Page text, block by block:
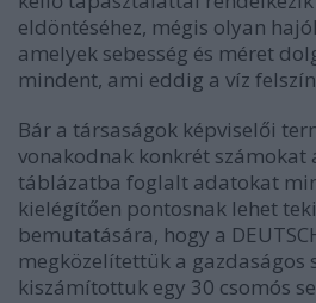
eldöntéséhez, mégis olyan
amelyek sebesség és méret
mindent, ami eddig a víz
Bár a társaságok képviselői
vonakodnak konkrét
táblázatba foglalt adatokat
kielégítően pontosnak lehet
bemutatására, hogy a
megközelítettük a gazdaságos
kiszámítottuk egy 30 csomós